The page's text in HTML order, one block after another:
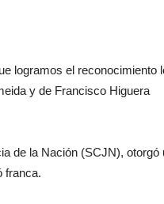
logramos el reconocimiento
y de Francisco Higuera
de la Nación (SCJN), otorgó
franca.